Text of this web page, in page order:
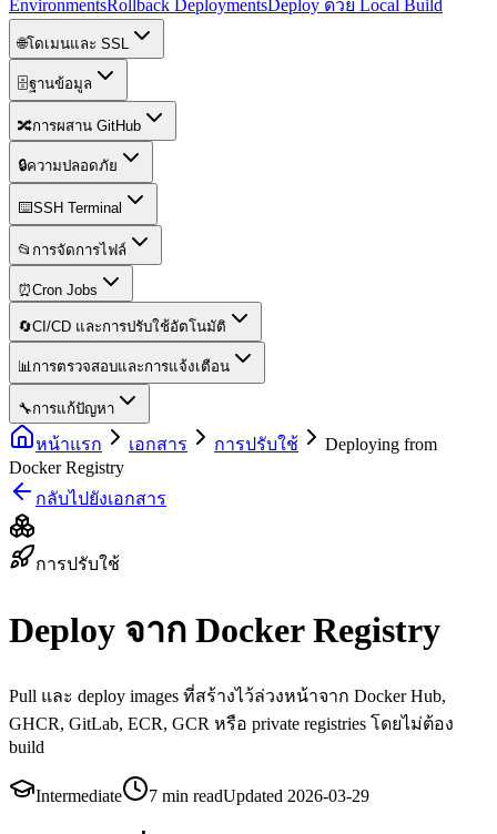
EnvironmentsRollback Deployments Deploy ด้วย Local Build
🌐โดเมนและ SSL
🗄️ฐานข้อมูล
🔀การผสาน GitHub
🔒ความปลอดภัย
⌨️SSH Terminal
📂 การจัดการไฟล์
⏰Cron Jobs
🔄CI/CD และการปรับใช้อัตโนมัติ
📊การตรวจสอบและการแจ้งเตือน
🔧การแก้ปัญหา
หน้าแรก เอกสาร การปรับใช้
Deploying from
Docker Registry
กลับไปยังเอกสาร
การปรับใช้
Deploy จาก Docker Registry
Pull และ deploy images ที่สร้างไว้ล่วงหน้าจาก Docker Hub,
GHCR, GitLab, ECR, GCR หรือ private registries โดยไม่ต้อง
build
Intermediate 7 min readUpdated 2026-03-29